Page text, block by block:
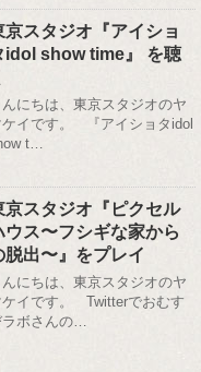
京スタジオ『アイショ
idol show time』 を聴
んにちは、東京スタジオのヤ
ケイです。 『アイショタidol
t…
京スタジオ『ピクセル
ウス〜フシギな家から
脱出〜』をプレイ
んにちは、東京スタジオのヤ
ケイです。 Twitterでおむす
ラボさんの…